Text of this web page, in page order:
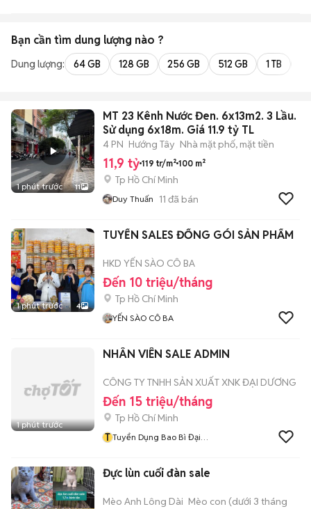
Bạn cần tìm dung lượng nào ?
Dung lượng: 64 GB 128 GB 256 GB 512 GB 1 TB
1 phút trước 11
MT 23 Kênh Nước Đen. 6x13m2. 3 Lầu.
Sử dụng 6x18m. Giá 11.9 tỷ TL
4 PN Hướng Tây Nhà mặt phố, mặt tiền
11,9 tỷ 119 tr/m² 100 m²
Tp Hồ Chí Minh
Duy Thuấn 11 đã bán
1 phút trước 4
TUYỂN SALES ĐỐNG GÓI SẢN PHẨM
HKD YẾN SÀO CÔ BA
Đến 10 triệu/tháng
Tp Hồ Chí Minh
YẾN SÀO CÔ BA
1 phút trước
NHÂN VIÊN SALE ADMIN
CÔNG TY TNHH SẢN XUẤT XNK ĐẠI DƯƠNG
Đến 15 triệu/tháng
Tp Hồ Chí Minh
T Tuyển Dụng Bao Bì Đại
Đực lùn cuối đàn sale
Mèo Anh Lông Dài Mèo con (dưới 3 tháng